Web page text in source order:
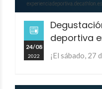
deportiva
¡El sábado, 27
24/08
2022